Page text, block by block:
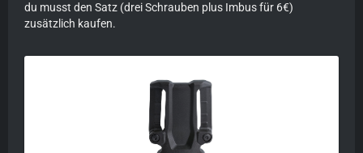
du musst den Satz (drei Schrauben plus Imbus für 6€)
zusätzlich kaufen.